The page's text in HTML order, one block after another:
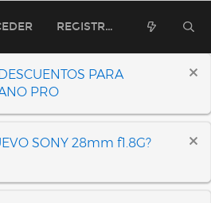
REGISTRARSE
PARA
PRO
SONY 28mm f1.8G?